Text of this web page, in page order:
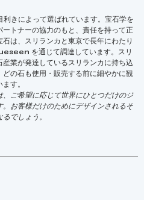
きによって選ばれています。宝石学を
トナーの協力のもと、責任を持って正
は、スリランカと東京で長年にわたり
を通じて調達しています。スリ
業が発達しているスリランカに持ち込
の石も使用・販売する前に細やかに観
す。
ご希望に応じて世界にひとつだけのジ
お客様だけのためにデザインされるそ
でしょう。